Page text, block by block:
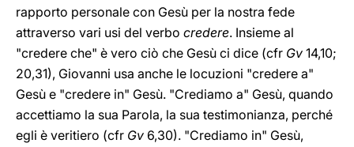
rapporto personale con Gesù per la nostra fede
attraverso vari usi del verbo credere. Insieme al
"credere che" è vero ciò che Gesù ci dice (cfr Gv 14,10;
20,31), Giovanni usa anche le locuzioni "credere a"
Gesù e "credere in" Gesù. "Crediamo a" Gesù, quando
accettiamo la sua Parola, la sua testimonianza, perché
egli è veritiero (cfr Gv 6,30). "Crediamo in" Gesù,